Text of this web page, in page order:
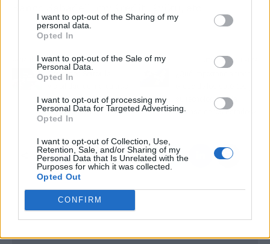
I want to opt-out of the Sharing of my
personal data.
Opted In
I want to opt-out of the Sale of my
Personal Data.
Opted In
I want to opt-out of processing my
Personal Data for Targeted Advertising.
Opted In
I want to opt-out of Collection, Use,
Retention, Sale, and/or Sharing of my
Personal Data that Is Unrelated with the
Purposes for which it was collected.
Opted Out
CONFIRM
Artículo anterior
Opiniones Setroi, la
aparecer en medios
digitales consolidados
Artículo siguiente
su tecnología en la
defensa de los Estados?